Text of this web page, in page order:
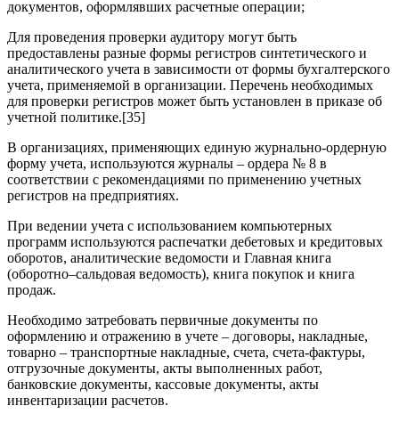
документов, оформлявших расчетные операции;
Для проведения проверки аудитору могут быть
предоставлены разные формы регистров синтетического и
аналитического учета в зависимости от формы бухгалтерского
учета, применяемой в организации. Перечень необходимых
для проверки регистров может быть установлен в приказе об
учетной политике.[35]
В организациях, применяющих единую журнально-ордерную
форму учета, используются журналы – ордера № 8 в
соответствии с рекомендациями по применению учетных
регистров на предприятиях.
При ведении учета с использованием компьютерных
программ используются распечатки дебетовых и кредитовых
оборотов, аналитические ведомости и Главная книга
(оборотно–сальдовая ведомость), книга покупок и книга
продаж.
Необходимо затребовать первичные документы по
оформлению и отражению в учете – договоры, накладные,
товарно – транспортные накладные, счета, счета-фактуры,
отгрузочные документы, акты выполненных работ,
банковские документы, кассовые документы, акты
инвентаризации расчетов.